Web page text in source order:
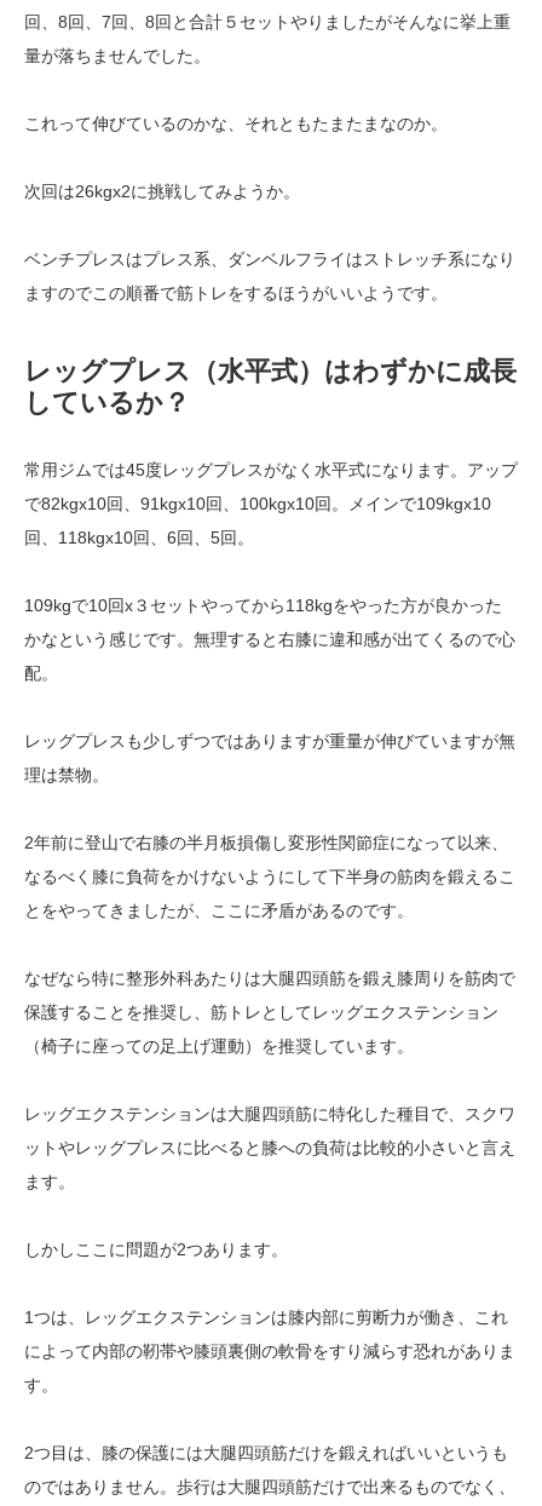
回、8回、7回、8回と合計５セットやりましたがそんなに挙上重
量が落ちませんでした。
これって伸びているのかな、それともたまたまなのか。
次回は26kgx2に挑戦してみようか。
ベンチプレスはプレス系、ダンベルフライはストレッチ系になり
ますのでこの順番で筋トレをするほうがいいようです。
レッグプレス（水平式）はわずかに成長
しているか？
常用ジムでは45度レッグプレスがなく水平式になります。アップ
で82kgx10回、91kgx10回、100kgx10回。メインで109kgx10
回、118kgx10回、6回、5回。
109kgで10回x３セットやってから118kgをやった方が良かった
かなという感じです。無理すると右膝に違和感が出てくるので心
配。
レッグプレスも少しずつではありますが重量が伸びていますが無
理は禁物。
2年前に登山で右膝の半月板損傷し変形性関節症になって以来、
なるべく膝に負荷をかけないようにして下半身の筋肉を鍛えるこ
とをやってきましたが、ここに矛盾があるのです。
なぜなら特に整形外科あたりは大腿四頭筋を鍛え膝周りを筋肉で
保護することを推奨し、筋トレとしてレッグエクステンション
（椅子に座っての足上げ運動）を推奨しています。
レッグエクステンションは大腿四頭筋に特化した種目で、スクワ
ットやレッグプレスに比べると膝への負荷は比較的小さいと言え
ます。
しかしここに問題が2つあります。
1つは、レッグエクステンションは膝内部に剪断力が働き、これ
によって内部の靭帯や膝頭裏側の軟骨をすり減らす恐れがありま
す。
2つ目は、膝の保護には大腿四頭筋だけを鍛えればいいというも
のではありません。歩行は大腿四頭筋だけで出来るものでなく、